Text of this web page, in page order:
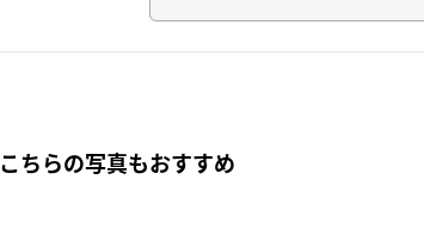
こちらの写真もおすすめ